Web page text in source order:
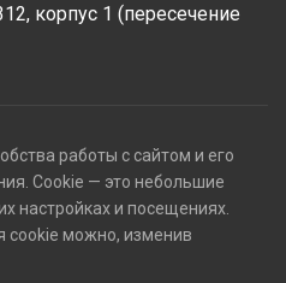
корпус 1 (пересечение
работы с сайтом и его
Cookie — это небольшие
настройках и посещениях.
cookie можно, изменив